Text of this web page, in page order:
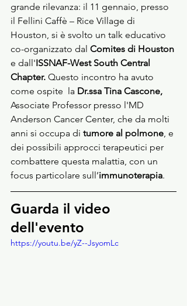
grande rilevanza: il 11 gennaio, presso
il Fellini Caffè – Rice Village di
Houston, si è svolto un talk educativo
co-organizzato dal Comites di Houston
e dall'ISSNAF-West South Central
Chapter. Questo incontro ha avuto
come ospite  la Dr.ssa Tina Cascone,
Associate Professor presso l'MD
Anderson Cancer Center, che da molti
anni si occupa di tumore al polmone , e
dei possibili approcci terapeutici per
combattere questa malattia, con un
focus particolare sull’immunoterapia.
Guarda il video
dell'evento
https://youtu.be/yZ--JsyomLc